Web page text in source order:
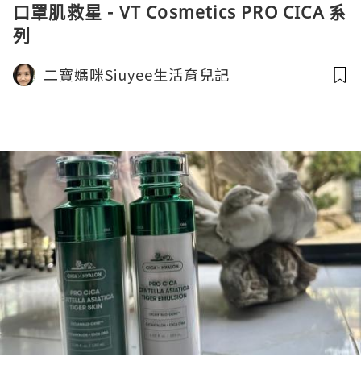
口罩肌救星 - VT Cosmetics PRO CICA 系
列
二寶媽咪Siuyee生活育兒記